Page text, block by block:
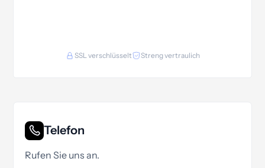
SSL verschlüsselt Streng vertraulich
Telefon
Rufen Sie uns an.